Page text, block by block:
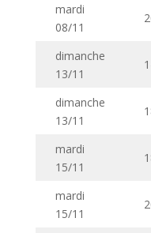
mardi
08/11
dimanche
13/11
dimanche
13/11
mardi
15/11
mardi
15/11